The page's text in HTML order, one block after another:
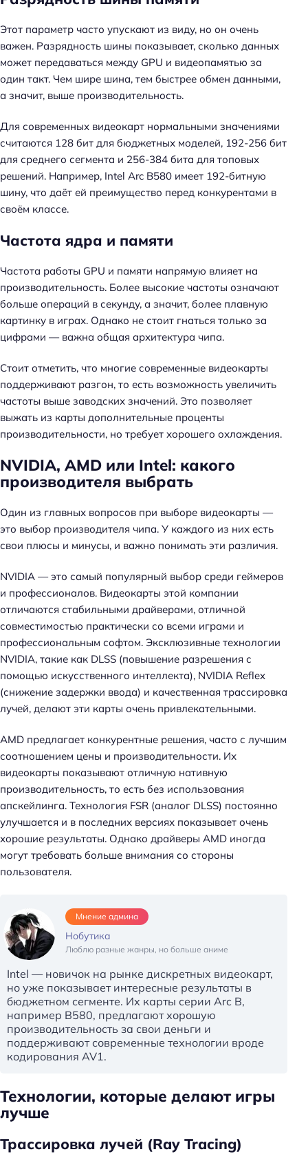
Этот параметр часто упускают из виду, но он очень
важен. Разрядность шины показывает, сколько данных
может передаваться между GPU и видеопамятью за
один такт. Чем шире шина, тем быстрее обмен данными,
а значит, выше производительность.
Для современных видеокарт нормальными значениями
считаются 128 бит для бюджетных моделей, 192-256 бит
для среднего сегмента и 256-384 бита для топовых
решений. Например, Intel Arc B580 имеет 192-битную
шину, что даёт ей преимущество перед конкурентами в
своём классе.
Частота ядра и памяти
Частота работы GPU и памяти напрямую влияет на
производительность. Более высокие частоты означают
больше операций в секунду, а значит, более плавную
картинку в играх. Однако не стоит гнаться только за
цифрами — важна общая архитектура чипа.
Стоит отметить, что многие современные видеокарты
поддерживают разгон, то есть возможность увеличить
частоты выше заводских значений. Это позволяет
выжать из карты дополнительные проценты
производительности, но требует хорошего охлаждения.
NVIDIA, AMD или Intel: какого
производителя выбрать
Один из главных вопросов при выборе видеокарты —
это выбор производителя чипа. У каждого из них есть
свои плюсы и минусы, и важно понимать эти различия.
NVIDIA — это самый популярный выбор среди геймеров
и профессионалов. Видеокарты этой компании
отличаются стабильными драйверами, отличной
совместимостью практически со всеми играми и
профессиональным софтом. Эксклюзивные технологии
NVIDIA, такие как DLSS (повышение разрешения с
помощью искусственного интеллекта), NVIDIA Reflex
(снижение задержки ввода) и качественная трассировка
лучей, делают эти карты очень привлекательными.
AMD предлагает конкурентные решения, часто с лучшим
соотношением цены и производительности. Их
видеокарты показывают отличную нативную
производительность, то есть без использования
апскейлинга. Технология FSR (аналог DLSS) постоянно
улучшается и в последних версиях показывает очень
хорошие результаты. Однако драйверы AMD иногда
могут требовать больше внимания со стороны
пользователя.
Мнение админа
Нобутика
Люблю разные жанры, но больше аниме
Intel — новичок на рынке дискретных видеокарт,
но уже показывает интересные результаты в
бюджетном сегменте. Их карты серии Arc B,
например B580, предлагают хорошую
производительность за свои деньги и
поддерживают современные технологии вроде
кодирования AV1.
Технологии, которые делают игры
лучше
Трассировка лучей (Ray Tracing)